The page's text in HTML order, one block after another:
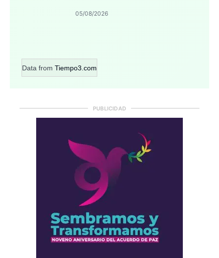
05/08/2026
Data from Tiempo3.com
PUBLICIDAD